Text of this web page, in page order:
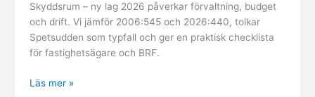
Skyddsrum – ny lag 2026 påverkar förvaltning, budget
och drift. Vi jämför 2006:545 och 2026:440, tolkar
Spetsudden som typfall och ger en praktisk checklista
för fastighetsägare och BRF.
Läs mer »